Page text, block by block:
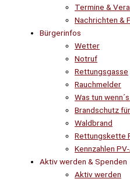
Termine &
Nachrichten &
Bürgerinfos
Wetter
Notruf
Rettungsgasse
Rauchmelder
Was tun
Brandschutz
Waldbrand
Rettungskette
Kennzahlen
Aktiv werden & Spenden
Aktiv werden